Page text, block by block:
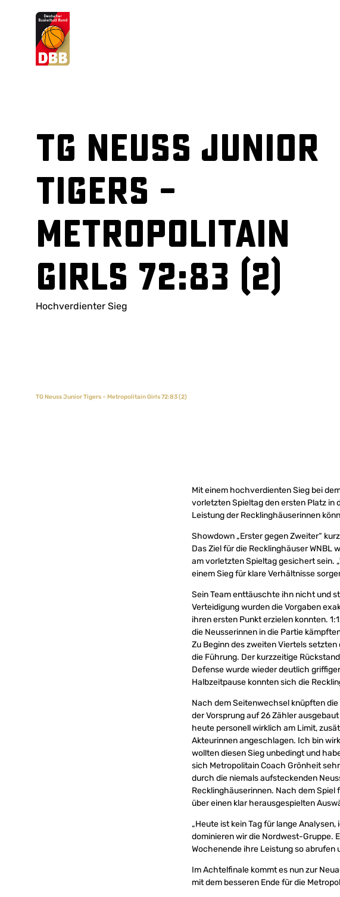
Suchvorschläge
TG Neuss Junior
Tigers –
Metropolitain
Girls 72:83 (2)
Hochverdienter Sieg
TG Neuss Junior Tigers – Metropolitain Girls 72:83 (2)
Mit einem hochverdienten Sieg bei
vorletzten Spieltag den ersten Platz in
Leistung der Recklinghäuserinnen
Showdown „Erster gegen Zweiter“
Das Ziel für die Recklinghäuser
am vorletzten Spieltag gesichert sein.
einem Sieg für klare Verhältnisse
Sein Team enttäuschte ihn nicht und
Verteidigung wurden die Vorgaben
ihren ersten Punkt erzielen konnten.
die Neusserinnen in die Partie
Zu Beginn des zweiten Viertels
die Führung. Der kurzzeitige
Defense wurde wieder deutlich
Halbzeitpause konnten sich die
Nach dem Seitenwechsel knüpften
der Vorsprung auf 26 Zähler
heute personell wirklich am Limit,
Akteurinnen angeschlagen. Ich bin
wollten diesen Sieg unbedingt und
sich Metropolitain Coach Grönheit
durch die niemals aufsteckenden
Recklinghäuserinnen. Nach dem
über einen klar herausgespielten
„Heute ist kein Tag für lange
dominieren wir die Nordwest-Gruppe.
Wochenende ihre Leistung so abrufen
Im Achtelfinale kommt es nun zur
mit dem besseren Ende für die